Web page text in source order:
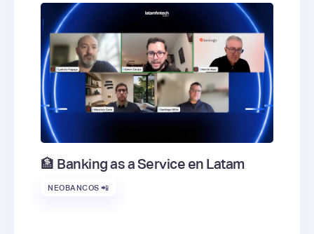
🏦 Banking as a Service en Latam
NEOBANCOS 📲